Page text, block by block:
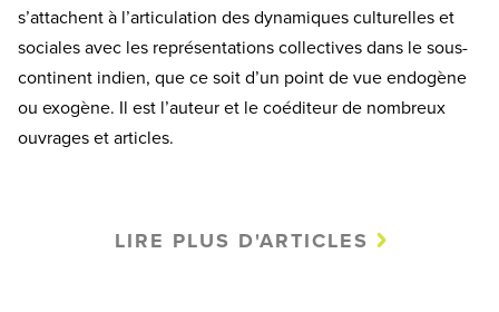
s’attachent à l’articulation des dynamiques culturelles et
sociales avec les représentations collectives dans le sous-
continent indien, que ce soit d’un point de vue endogène
ou exogène. Il est l’auteur et le coéditeur de nombreux
ouvrages et articles.
LIRE PLUS D'ARTICLES